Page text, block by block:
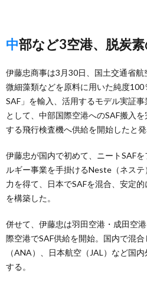
中部など3空港、脱炭
伊藤忠商事は3月30日、国土交通省
微細藻類などを原料に用いた純度100
SAF」を輸入、活用するモデル実証
として、中部国際空港へのSAF搬入
する飛行検査機へ供給を開始したと発
伊藤忠が国内で初めて、ニートSAF
ルギー事業を手掛けるNeste（ネス
力を得て、日本でSAFを混合、安定
を構築した。
併せて、伊藤忠は羽田空港・成田空
際空港でSAF供給を開始。国内で混
（ANA）、日本航空（JAL）など国
する。